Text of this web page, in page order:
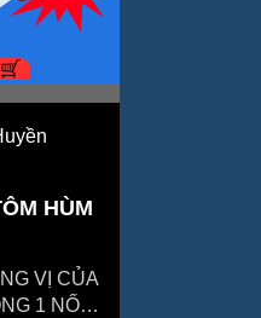
HÙM
VỊ CỦA
1 NỐT